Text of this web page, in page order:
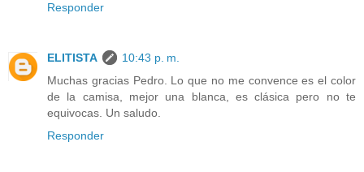
Responder
ELITISTA
10:43 p. m.
Muchas gracias Pedro. Lo que no me convence es el color
de la camisa, mejor una blanca, es clásica pero no te
equivocas. Un saludo.
Responder